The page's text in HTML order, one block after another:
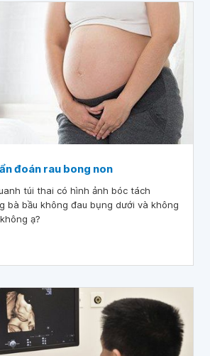
đoán rau bong non
túi thai có hình ảnh bóc tách
bà bầu không đau bụng dưới và không
ạ?